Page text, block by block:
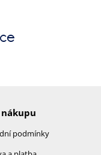
nákupu
podmínky